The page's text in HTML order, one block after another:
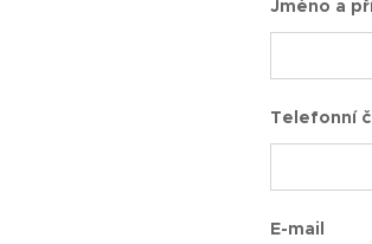
Jméno a
Telefonní
E-mail